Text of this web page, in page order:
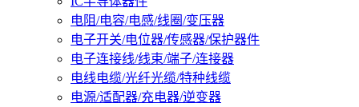
电阻/电容/电感/线圈/变压器
电子开关/电位器/传感器/保护器件
电子连接线/线束/端子/连接器
电线电缆/光纤光缆/特种线缆
电源/适配器/充电器/逆变器